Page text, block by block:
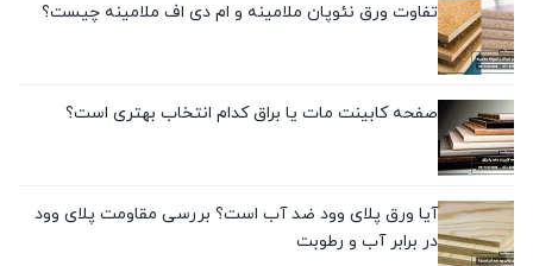
تفاوت ورق نئوپان ملامینه و ام دی اف ملامینه چیست؟
صفحه کابینت مات یا براق کدام انتخاب بهتری است؟
آیا ورق پلای وود ضد آب است؟ بررسی مقاومت پلای وود
در برابر آب و رطوبت